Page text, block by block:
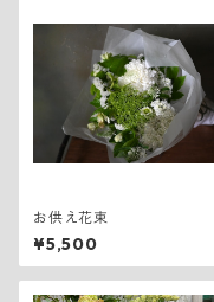
お供え花束
¥5,500